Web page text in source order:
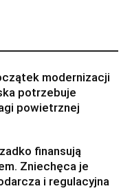
modernizacji
potrzebuje
powietrznej
finansują
Zniechęca je
i regulacyjna